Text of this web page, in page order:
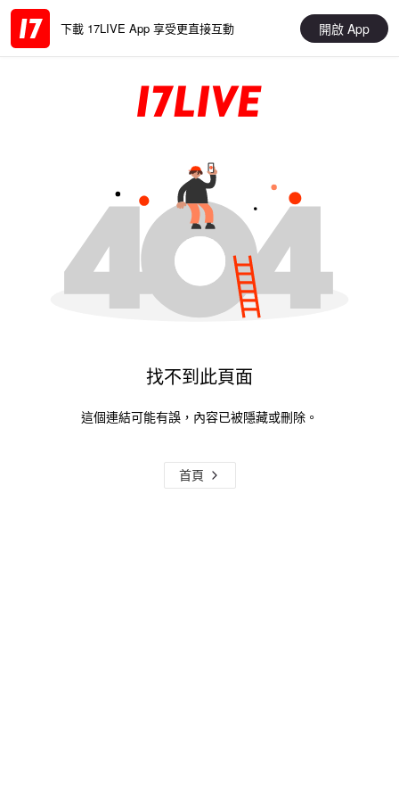
下載 17LIVE App 享受更直接互動 開啟 App
找不到此頁面
這個連結可能有誤，內容已被隱藏或刪除。
首頁